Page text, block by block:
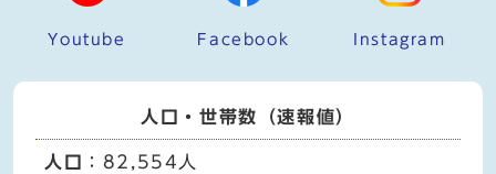
Youtube Facebook Instagram
人口・世帯数（速報値）
人口 ：82,554人